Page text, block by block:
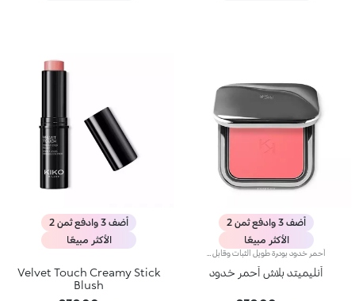
أضف 3 وادفع ثمن 2
الأكثر مبيعًا
أنليميتد بلاش أحمر خدود
أضف 3 وادفع ثمن 2
الأكثر مبيعًا
Velvet Touch Creamy Stick
Blush